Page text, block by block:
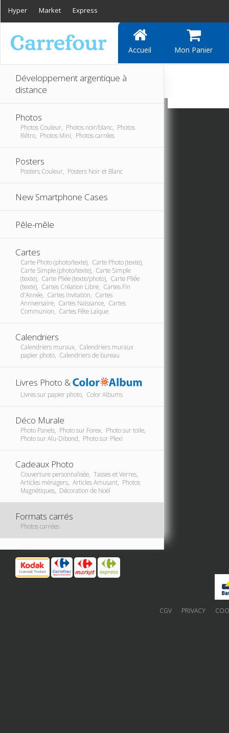
Hyper Market Express
Accueil Mon Panier
Développement argentique à
distance
Photos
Photos Couleur, Photos noir/blanc, Photos
Rétro, Photos Mini, Photos carrées
Posters
Posters Couleur, Posters Noir et Blanc
New Smartphone Cases
Pêle-mêle
Cartes
Carte Photo (photo/texte), Carte Photo (texte),
Carte Simple (photo/texte), Carte Simple
(texte), Carte Pliée (texte/photo), Carte Pliée
(texte), Cartes Création Libre, Cartes Fin
d'Année, Cartes Invitation, Cartes
Anniversaire, Cartes Naissance, Cartes
Communion, Cartes Fête Laïque
Calendriers
Calendriers muraux, Calendriers muraux
papier photo, Calendriers de bureau
Livres Photo &
Livres sur papier photo, Color Albums
Déco Murale
Photo Panels, Photo sur Forex, Photo sur toile,
Photo sur Alu-Dibond, Photo sur Plexi
Cadeaux Photo
Couverture personnalisée, Tasses et Verres,
Articles ménagers, Articles Amusant, Photos
Magnétiques, Décoration de Noël
Formats carrés
Photos carrées
CGV PRIVACY